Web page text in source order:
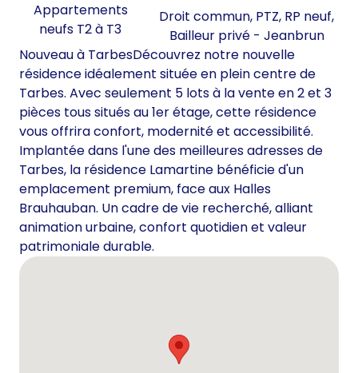
Appartements
neufs T2 à T3
Droit commun, PTZ, RP neuf,
Bailleur privé - Jeanbrun
Nouveau à TarbesDécouvrez notre nouvelle
résidence idéalement située en plein centre de
Tarbes. Avec seulement 5 lots à la vente en 2 et 3
pièces tous situés au 1er étage, cette résidence
vous offrira confort, modernité et accessibilité.
Implantée dans l'une des meilleures adresses de
Tarbes, la résidence Lamartine bénéficie d'un
emplacement premium, face aux Halles
Brauhauban. Un cadre de vie recherché, alliant
animation urbaine, confort quotidien et valeur
patrimoniale durable.